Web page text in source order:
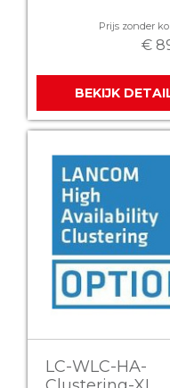
Prijs zonder
€
BEKIJK
LC-WLC-HA-